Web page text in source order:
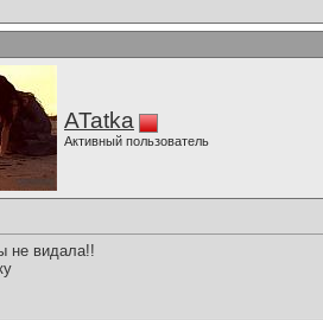
ATatka
Активный пользователь
не видала!!